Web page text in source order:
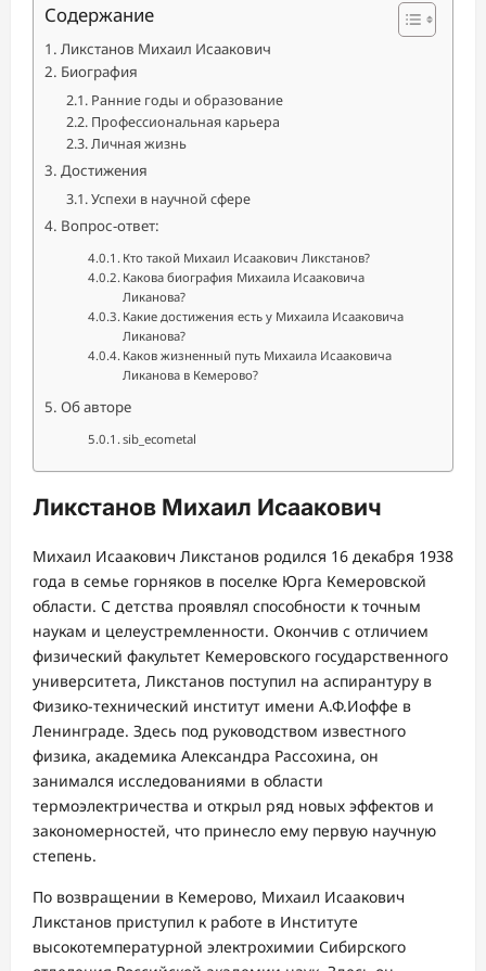
Содержание
Ликстанов Михаил Исаакович
Биография
Ранние годы и образование
Профессиональная карьера
Личная жизнь
Достижения
Успехи в научной сфере
Вопрос-ответ:
Кто такой Михаил Исаакович Ликстанов?
Какова биография Михаила Исааковича
Ликанова?
Какие достижения есть у Михаила Исааковича
Ликанова?
Каков жизненный путь Михаила Исааковича
Ликанова в Кемерово?
Об авторе
sib_ecometal
Ликстанов Михаил Исаакович
Михаил Исаакович Ликстанов родился 16 декабря 1938
года в семье горняков в поселке Юрга Кемеровской
области. С детства проявлял способности к точным
наукам и целеустремленности. Окончив с отличием
физический факультет Кемеровского государственного
университета, Ликстанов поступил на аспирантуру в
Физико-технический институт имени А.Ф.Иоффе в
Ленинграде. Здесь под руководством известного
физика, академика Александра Рассохина, он
занимался исследованиями в области
термоэлектричества и открыл ряд новых эффектов и
закономерностей, что принесло ему первую научную
степень.
По возвращении в Кемерово, Михаил Исаакович
Ликстанов приступил к работе в Институте
высокотемпературной электрохимии Сибирского